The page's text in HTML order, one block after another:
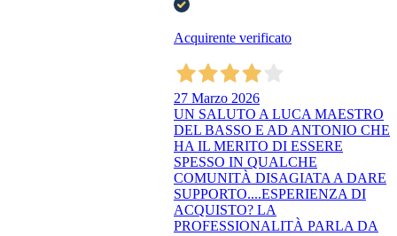
Acquirente verificato
27 Marzo 2026
UN SALUTO A LUCA MAESTRO
DEL BASSO E AD ANTONIO CHE
HA IL MERITO DI ESSERE
SPESSO IN QUALCHE
COMUNITÀ DISAGIATA A DARE
SUPPORTO....ESPERIENZA DI
ACQUISTO? LA
PROFESSIONALITÀ PARLA DA